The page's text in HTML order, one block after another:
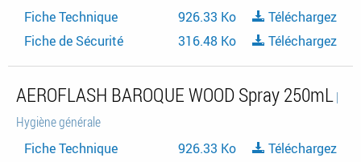
Fiche Technique
926.33 Ko
Téléchargez
Fiche de Sécurité
316.48 Ko Téléchargez
AEROFLASH BAROQUE WOOD Spray 250mL|
Hygiène générale
Fiche Technique
926.33 Ko
Téléchargez